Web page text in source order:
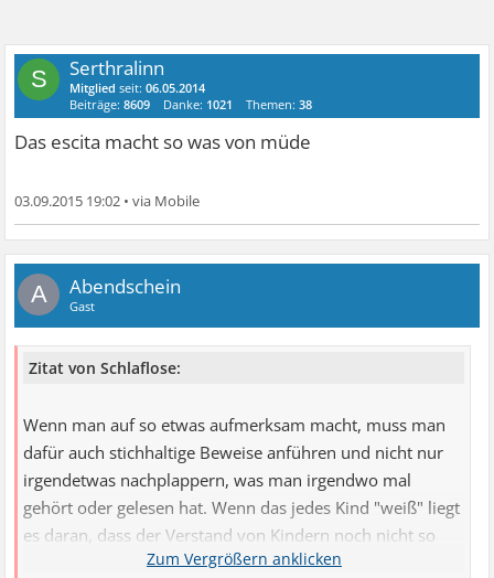
S Serthralinn
Mitglied seit:06.05.2014
Beiträge:8609 Danke: 1021 Themen:38
Das escita macht so was von müde
03.09.2015 19:02 •
A Abendschein
Gast
Zitat von Schlaflose:
Wenn man auf so etwas aufmerksam macht, muss man
dafür auch stichhaltige Beweise anführen und nicht nur
irgendetwas nachplappern, was man irgendwo mal
gehört oder gelesen hat. Wenn das jedes Kind "weiß" liegt
es daran, dass der Verstand von Kindern noch nicht so
weit entwickelt ist, dass sie kritisch hinterfragen, was man